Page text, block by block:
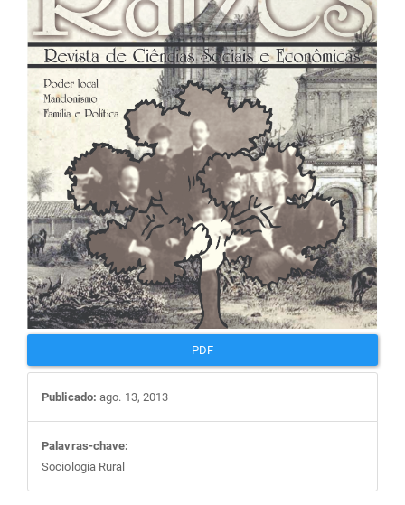
de
artigos
PDF
Publicado: ago. 13, 2013
Palavras-chave:
Sociologia Rural